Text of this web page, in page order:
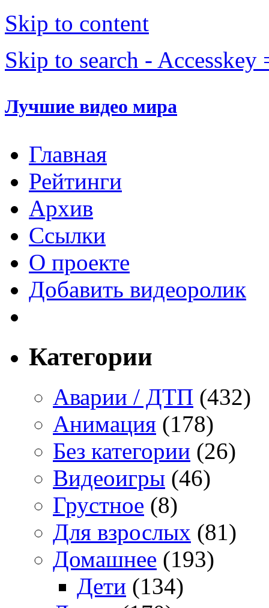
Skip to content
Skip to search - Accesskey
Лучшие видео мира
Главная
Рейтинги
Архив
Ссылки
О проекте
Добавить видеоролик
Категории
Аварии / ДТП (432)
Анимация (178)
Без категории (26)
Видеоигры (46)
Грустное (8)
Для взрослых (81)
Домашнее (193)
Дети (134)